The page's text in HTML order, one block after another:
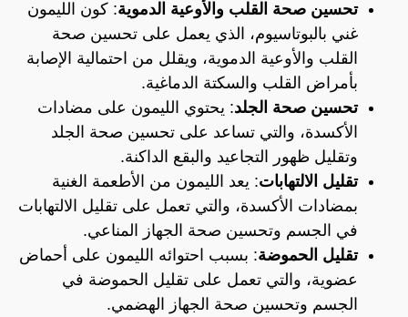
تحسين صحة القلب والأوعية الدموية: كون الليمون
غني بالبوتاسيوم، الذي يعمل على تحسين صحة
القلب والأوعية الدموية، ويقلل من احتمالية الإصابة
بأمراض القلب والسكتة الدماغية.
تحسين صحة الجلد: يحتوي الليمون على مضادات
الأكسدة، والتي تساعد على تحسين صحة الجلد
وتقليل ظهور التجاعيد والبقع الداكنة.
تقليل الالتهابات: يعد الليمون من الأطعمة الغنية
بمضادات الأكسدة، والتي تعمل على تقليل الالتهابات
في الجسم وتحسين صحة الجهاز المناعي.
تقليل الحموضة: بسبب احتوائه الليمون على أحماض
عضوية، والتي تعمل على تقليل الحموضة في
الجسم وتحسين صحة الجهاز الهضمي.